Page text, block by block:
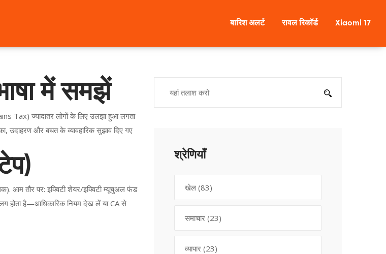
बारिश अलर्ट रावल रिकॉर्ड Xiaomi 17
में समझें
Tax) ज्यादातर लोगों के लिए उलझा हुआ लगता
और बचत के व्यावहारिक सुझाव दिए गए
आम तौर पर: इक्विटी शेयर/इक्विटी म्यूचुअल फंड
होता है—आधिकारिक नियम देख लें या CA से
श्रेणियाँ
खेल (83)
समाचार (23)
व्यापार (23)